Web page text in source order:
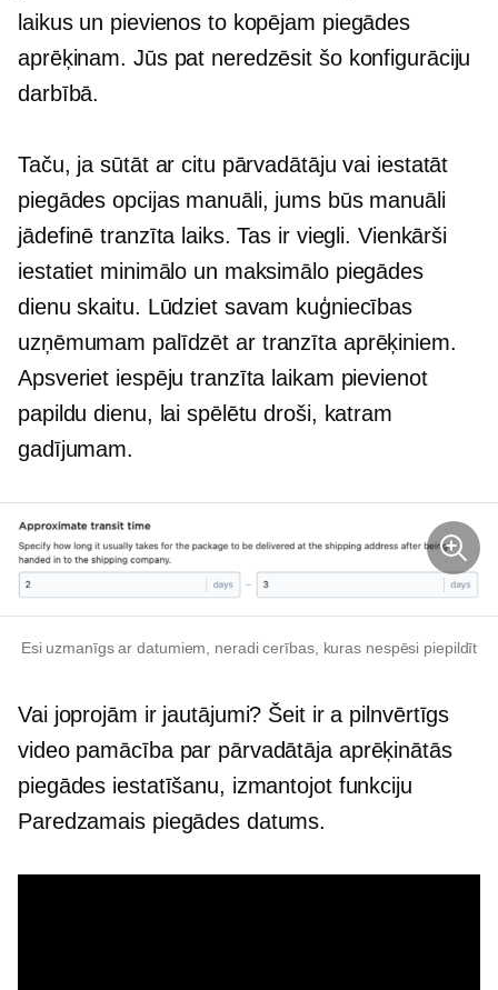
laikus un pievienos to kopējam piegādes
aprēķinam. Jūs pat neredzēsit šo konfigurāciju
darbībā.
Taču, ja sūtāt ar citu pārvadātāju vai iestatāt
piegādes opcijas manuāli, jums būs manuāli
jādefinē tranzīta laiks. Tas ir viegli. Vienkārši
iestatiet minimālo un maksimālo piegādes
dienu skaitu. Lūdziet savam kuģniecības
uzņēmumam palīdzēt ar tranzīta aprēķiniem.
Apsveriet iespēju tranzīta laikam pievienot
papildu dienu, lai spēlētu droši, katram
gadījumam.
Esi uzmanīgs ar datumiem, neradi cerības, kuras nespēsi piepildīt
Vai joprojām ir jautājumi? Šeit ir a pilnvērtīgs
video pamācība par pārvadātāja aprēķinātās
piegādes iestatīšanu, izmantojot funkciju
Paredzamais piegādes datums.